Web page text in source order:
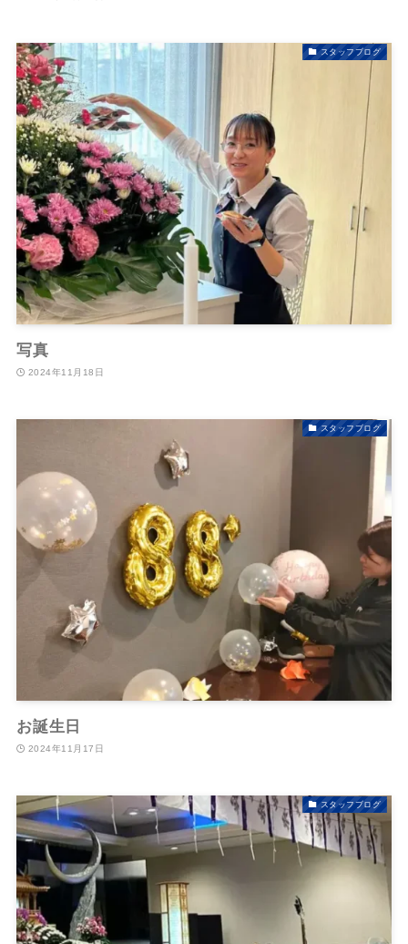
スタッフブログ
写真
2024年11月18日
スタッフブログ
お誕生日
2024年11月17日
スタッフブログ